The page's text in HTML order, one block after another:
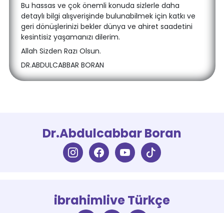
Bu hassas ve çok önemli konuda sizlerle daha
detaylı bilgi alışverişinde bulunabilmek için katkı ve
geri dönüşlerinizi bekler dünya ve ahiret saadetini
kesintisiz yaşamanızı dilerim.
Allah Sizden Razı Olsun.
DR.ABDULCABBAR BORAN
Dr.Abdulcabbar Boran
ibrahimlive Türkçe